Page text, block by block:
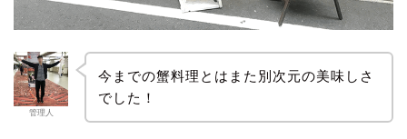
管理人
今までの蟹料理とはまた別次元の美味しさ
でした！